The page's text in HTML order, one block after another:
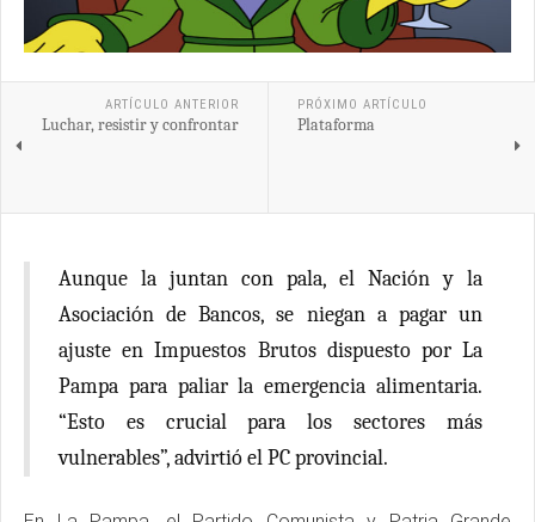
ARTÍCULO ANTERIOR
Luchar, resistir y confrontar
PRÓXIMO ARTÍCULO
Plataforma
Aunque la juntan con pala, el Nación y la
Asociación de Bancos, se niegan a pagar un
ajuste en Impuestos Brutos dispuesto por La
Pampa para paliar la emergencia alimentaria.
“Esto es crucial para los sectores más
vulnerables”, advirtió el PC provincial.